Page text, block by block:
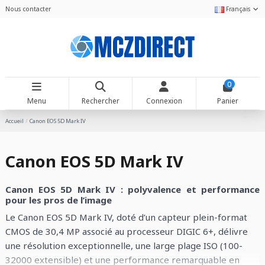
Nous contacter Français
Menu Rechercher Connexion
0
Panier
Accueil Canon EOS 5D Mark IV
Canon EOS 5D Mark IV
Canon EOS 5D Mark IV : polyvalence et performance
pour les pros de l’image
Le Canon EOS 5D Mark IV, doté d’un capteur plein-format
CMOS de 30,4 MP associé au processeur DIGIC 6+, délivre
une résolution exceptionnelle, une large plage ISO (100-
32000 extensible) et une performance remarquable en